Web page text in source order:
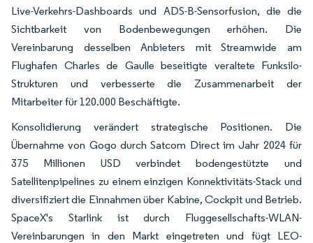
Live-Verkehrs-Dashboards und ADS-B-Sensorfusion, die die
Sichtbarkeit von Bodenbewegungen erhöhen. Die
Vereinbarung desselben Anbieters mit Streamwide am
Flughafen Charles de Gaulle beseitigte veraltete Funksilo-
Strukturen und verbesserte die Zusammenarbeit der
Mitarbeiter für 120.000 Beschäftigte.
Konsolidierung verändert strategische Positionen. Die
Übernahme von Gogo durch Satcom Direct im Jahr 2024 für
375 Millionen USD verbindet bodengestützte und
Satellitenpipelines zu einem einzigen Konnektivitäts-Stack und
diversifiziert die Einnahmen über Kabine, Cockpit und Betrieb.
SpaceX's Starlink ist durch Fluggesellschafts-WLAN-
Vereinbarungen in den Markt eingetreten und fügt LEO-